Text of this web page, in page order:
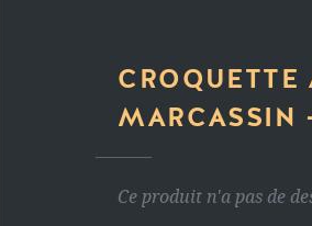
CROQUETTE
MARCASSIN
Ce produit n'a pas de